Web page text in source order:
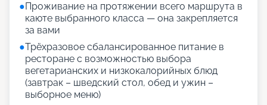
●Проживание на протяжении всего маршрута в
каюте выбранного класса — она закрепляется
за вами
●Трёхразовое сбалансированное питание в
ресторане с возможностью выбора
вегетарианских и низкокалорийных блюд
(завтрак – шведский стол, обед и ужин –
выборное меню)